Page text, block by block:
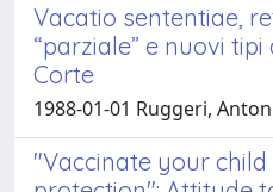
Vacatio sententiae,
“parziale” e nuovi
Corte
1988-01-01 Ruggeri,
"Vaccinate your